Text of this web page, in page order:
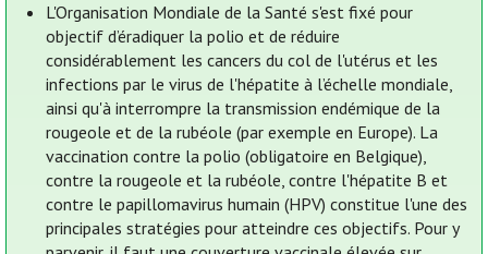
L'Organisation Mondiale de la Santé s'est fixé pour
objectif d’éradiquer la polio et de réduire
considérablement les cancers du col de l'utérus et les
infections par le virus de l'hépatite à l’échelle mondiale,
ainsi qu'à interrompre la transmission endémique de la
rougeole et de la rubéole (par exemple en Europe). La
vaccination contre la polio (obligatoire en Belgique),
contre la rougeole et la rubéole, contre l'hépatite B et
contre le papillomavirus humain (HPV) constitue l'une des
principales stratégies pour atteindre ces objectifs. Pour y